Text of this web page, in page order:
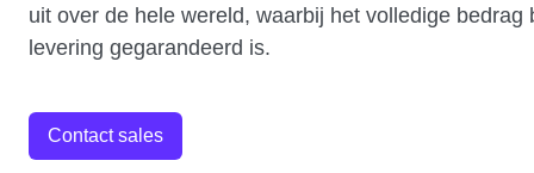
uit over de hele wereld, waarbij het volledige bedrag
levering gegarandeerd is.
Contact sales